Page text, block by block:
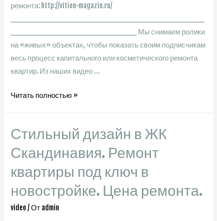
ремонта: http://vition-magazin.ru/
__________________________ Мы снимаем ролики
на «живых» объектах, чтобы показать своим подписчикам
весь процесс капитального или косметического ремонта
квартир. Из наших видео …
Обзор
ЖК
Скандинавия.
Стоимость
квартир,
инфраструктура,
доступность.
Читать полностью »
Стильный дизайн в ЖК
Скандинавия. Ремонт
квартиры под ключ в
новостройке. Цена ремонта.
video / От admin